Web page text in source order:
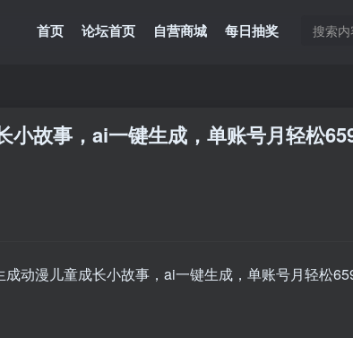
首页 论坛首页 自营商城 每日抽奖
小故事，ai一键生成，单账号月轻松